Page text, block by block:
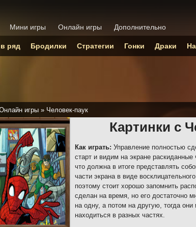
игры » Человек-паук
Картинки с
Как играть: Управление полностью
старт и видим на экране
что должна в итоге представлять
части экрана в виде
поэтому стоит хорошо запомнить
сделан на время, но его достаточно
на одну, а потом на другую, тогда
находиться в разных частях.
Мини игры Онлайн игры Дополнительно
ряд Бродилки Стратегии Гонки Драки